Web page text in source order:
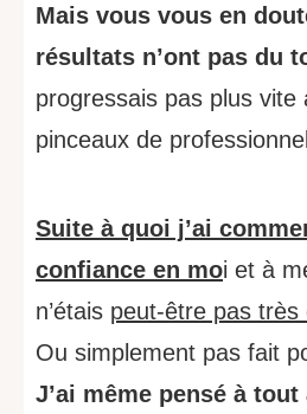
Mais vous vous en
résultats n’ont pas du
progressais pas plus vite
pinceaux de
Suite à quoi j’ai
confiance en moi et à
n’étais peut-être pas très
Ou simplement pas fait
J’ai même pensé à tout